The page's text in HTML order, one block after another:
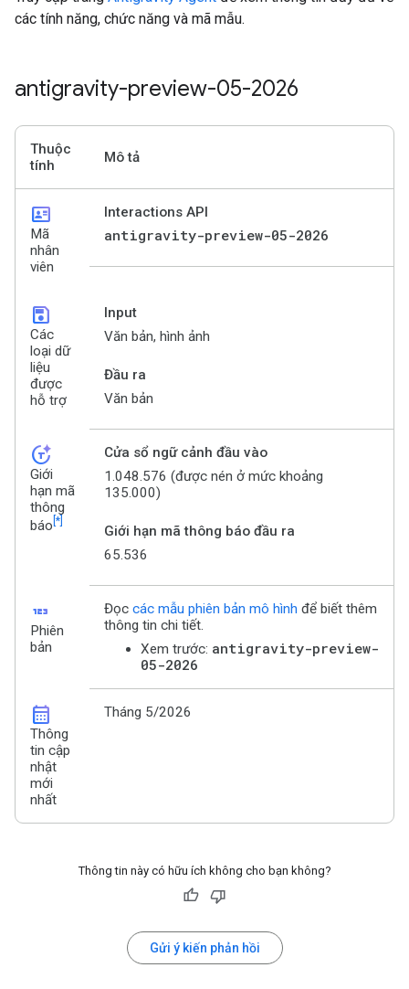
các tính năng, chức năng và mã mẫu.
antigravity-preview-05-2026
Thuộc
tính
Mô tả
id_card
Mã
nhân
viên
Interactions API
antigravity-preview-05-2026
save
Các
loại dữ
liệu
được
hỗ trợ
Input
Văn bản, hình ảnh
Đầu ra
Văn bản
token_auto
Giới
hạn mã
thông
báo [*]
Cửa sổ ngữ cảnh đầu vào
1.048.576 (được nén ở mức khoảng
135.000)
Giới hạn mã thông báo đầu ra
65.536
123
Phiên
bản
Đọc các mẫu phiên bản mô hình để biết thêm
thông tin chi tiết.
Xem trước: antigravity-preview-
05-2026
calendar_month
Thông
tin cập
nhật
mới
nhất
Tháng 5/2026
Thông tin này có hữu ích không cho bạn không?
Gửi ý kiến phản hồi